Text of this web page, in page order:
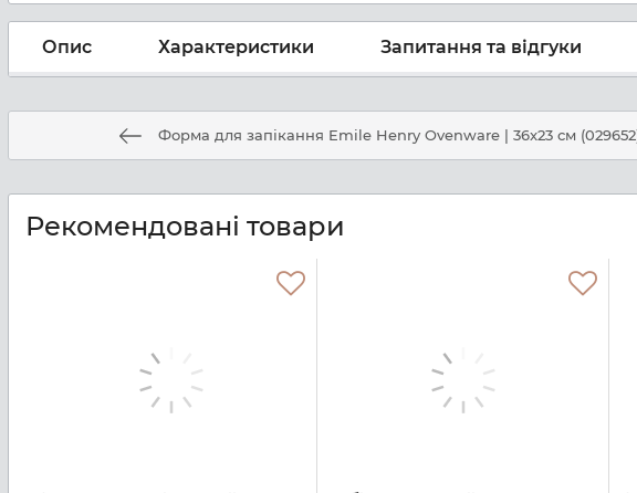
Опис Характеристики Запитання та відгуки
Форма для запікання Emile Henry Ovenware | 36x23 см
Рекомендовані товари